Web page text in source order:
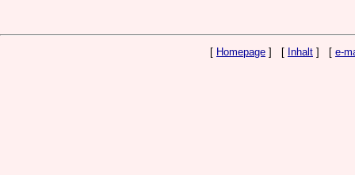
[ Homepage ] [ Inhalt ] [ e-